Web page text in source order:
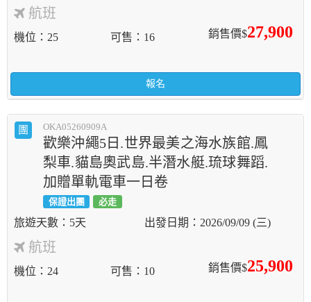
航班
銷售價$27,900
機位 25 可售 16
報名
團 OKA05260909A
歡樂沖繩5日.世界最美之海水族館.鳳
梨車.貓島奧武島.半潛水艇.琉球舞蹈.
加贈單軌電車一日卷
保證出團 必走
5天 2026/09/09 (三)
航班
銷售價$25,900
機位 24 可售 10